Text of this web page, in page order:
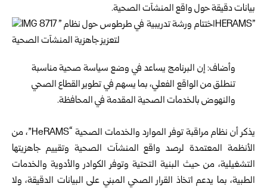
بيانات دقيقة حول واقع المنشآت الصحية.
وأضاف: إن البرنامج يساعد في وضع سياسة صحية مناسبة
تنطلق من الواقع الفعلي، بما يسهم في تطوير القطاع الصحي
والنهوض بالخدمات الصحية المقدمة في المحافظة.
يذكر أن نظام مراقبة توفر الموارد والخدمات الصحية “HeRAMS”، من
الأنظمة المعتمدة لرصد واقع المنشآت الصحية وتقييم جاهزيتها
التشغيلية، من حيث البنية التحتية وتوفر الكوادر والأدوية والخدمات
الطبية، بما يدعم اتخاذ القرار الصحي المبني على البيانات الدقيقة، ولا